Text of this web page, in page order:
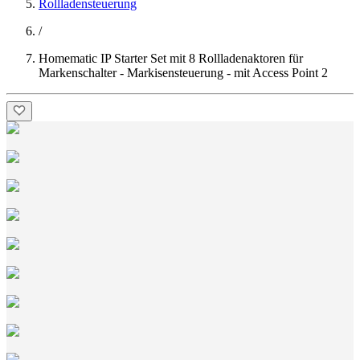
Rollladensteuerung
/
Homematic IP Starter Set mit 8 Rollladenaktoren für
Markenschalter - Markisensteuerung - mit Access Point 2